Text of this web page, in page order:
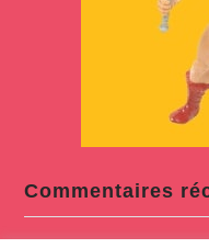
Commentaires